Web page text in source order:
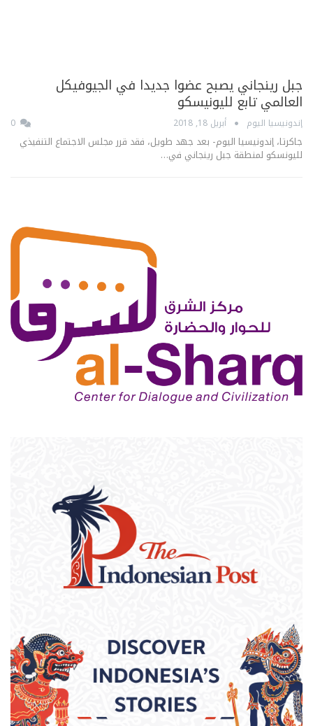
جبل رينجاني يصبح عضوا جديدا في الجيوفيكل
العالمي تابع لليونيسكو
إندونيسيا اليوم أبريل 18, 2018
جاكرتا، إندونيسيا اليوم- بعد جهد طويل، فقد قرر مجلس الاجتماع التنفيذي
لليونسكو لمنطقة جبل رينجاني في…